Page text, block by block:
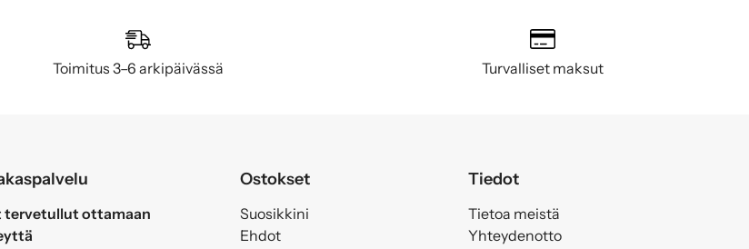
Toimitus 3–6 arkipäivässä Turvalliset maksut
tervetullut ottamaan
Ostokset
Suosikkini
Ehdot
Tiedot
Tietoa meistä
Yhteydenotto